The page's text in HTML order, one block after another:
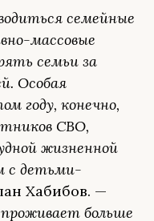
семейные
массовые
семьи за
Особая
году, конечно,
СВО,
жизненной
с детьми-
Хабибов. —
больше